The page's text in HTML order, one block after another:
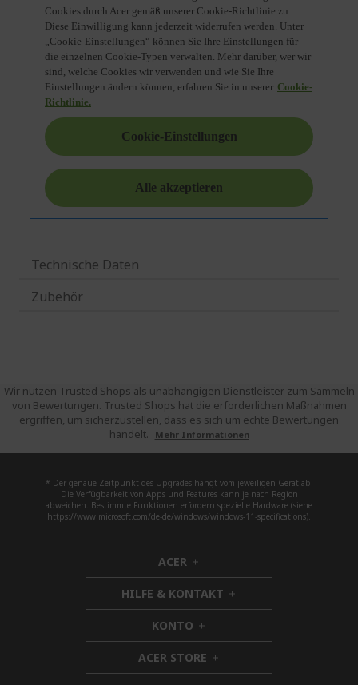
Technische Daten
Zubehör
Wir nutzen Trusted Shops als unabhängigen Dienstleister zum Sammeln
von Bewertungen. Trusted Shops hat die erforderlichen Maßnahmen
ergriffen, um sicherzustellen, dass es sich um echte Bewertungen
handelt.
Mehr Informationen
* Der genaue Zeitpunkt des Upgrades hängt vom jeweiligen Gerät ab.
Die Verfügbarkeit von Apps und Features kann je nach Region
abweichen. Bestimmte Funktionen erfordern spezielle Hardware (siehe
https://www.microsoft.com/de-de/windows/windows-11-specifications).
ACER h
i
d
d
e
n
HILFE & KONTAKT h
i
d
n
KONTO h
i
d
d
ACER STORE h
i